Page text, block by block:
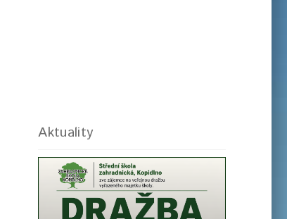
Aktuality